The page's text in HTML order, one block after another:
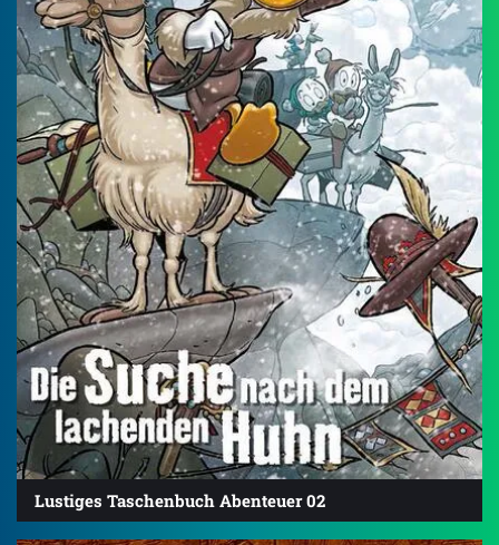
Lustiges Taschenbuch Abenteuer 02